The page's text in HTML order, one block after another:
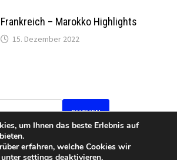
Frankreich – Marokko Highlights
15. Dezember 2022
SUCHEN
um Ihnen das beste Erlebnis auf
erfahren, welche Cookies wir
untersettings deaktivieren.